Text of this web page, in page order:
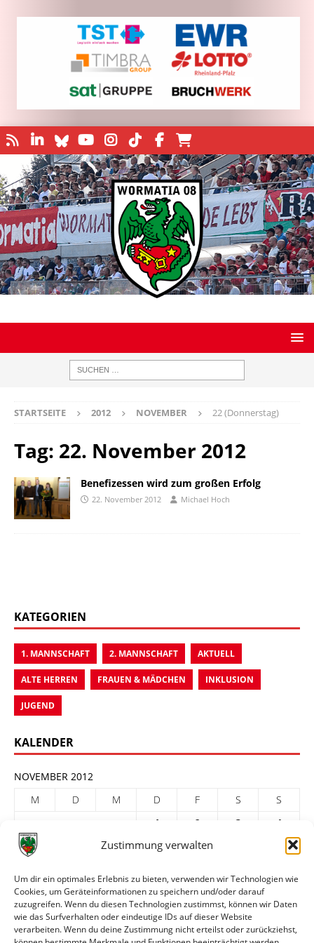
Zustimmung verwalten
Um dir ein optimales Erlebnis zu bieten, verwenden wir Technologien wie
Cookies, um Geräteinformationen zu speichern und/oder darauf
zuzugreifen. Wenn du diesen Technologien zustimmst, können wir Daten
wie das Surfverhalten oder eindeutige IDs auf dieser Website
verarbeiten. Wenn du deine Zustimmung nicht erteilst oder zurückziehst,
STARTSEITE 2012 NOVEMBER 22 (Donnerstag)
Tag: 22. November 2012
Benefizessen wird zum großen Erfolg
22. November 2012 Michael Hoch
KATEGORIEN
1. MANNSCHAFT 2. MANNSCHAFT AKTUELL
ALTE HERREN FRAUEN & MÄDCHEN INKLUSION
JUGEND
KALENDER
NOVEMBER 2012
M
D M D F S
S
1
2 3
4
5
7 8 9
19
20 21 22 23 24
26
27 28 29
30
« Okt.
Dez. »